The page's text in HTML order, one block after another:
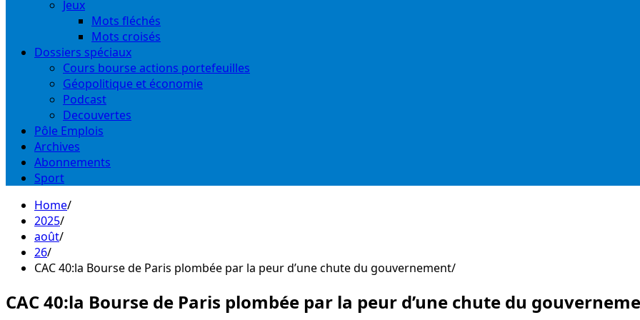
Jeux
Mots fléchés
Mots croisés
Dossiers spéciaux
Cours bourse actions portefeuilles
Géopolitique et économie
Podcast
Decouvertes
Pôle Emplois
Archives
Abonnements
Sport
Home
2025
août
26
CAC 40:la Bourse de Paris plombée par la peur d’une chute du gouvernement
CAC 40:la Bourse de Paris plombée par la peur d’une chute du